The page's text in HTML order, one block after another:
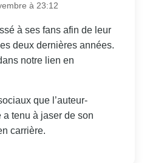
à 23:12
à ses fans afin de leur
deux dernières années.
notre lien en
que l’auteur-
tenu à jaser de son
carrière.